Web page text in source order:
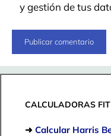
y gestión de tus
CALCULADORAS FIT
➜ Calcular Harris